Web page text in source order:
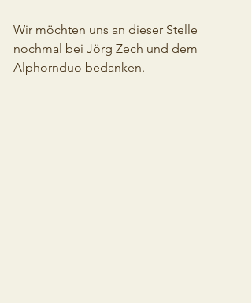
Wir möchten uns an dieser Stelle
nochmal bei Jörg Zech und dem
Alphornduo bedanken.